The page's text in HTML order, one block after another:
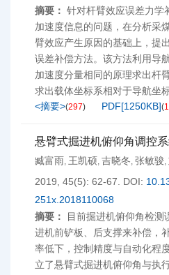
摘要： 针对杆臂效应误差力学
加速度信息的问题，在分析采
臂效应产生原因的基础上，提
误差补偿方法。该方法利用导
加速度分量相同的原理求出杆
求出载体坐标系相对于导航坐
<摘要>(297) PDF[1250KB](
悬臂式掘进机俯仰角调控
臧富雨, 王凯硕, 吉晓冬, 张敏骏,
2019, 45(5): 62-67.
DOI:
251x.2018110068
摘要：
目前掘进机俯仰角检测
进机前铲板、后支撑来补偿，
率低下，控制精度与自动化程
立了悬臂式掘进机俯仰角与执